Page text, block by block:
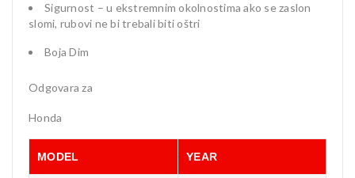
Sigurnost – u ekstremnim okolnostima ako se zaslon
slomi, rubovi ne bi trebali biti oštri
Boja Dim
Odgovara za
Honda
MODEL YEAR